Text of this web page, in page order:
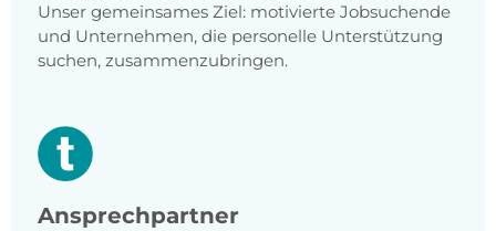
Unser gemeinsames Ziel: motivierte Jobsuchende
und Unternehmen, die personelle Unterstützung
suchen, zusammenzubringen.
Ansprechpartner